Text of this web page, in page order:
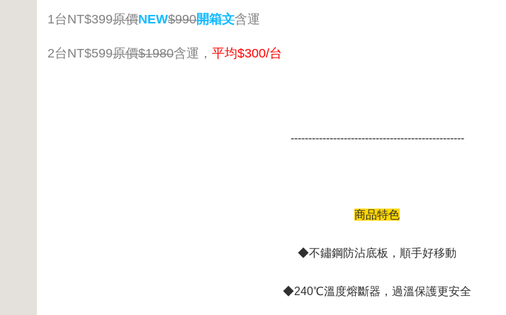
1台NT$399原價NEW$990開箱文含運
2台NT$599原價$1980含運， 平均$300/台
-------------------------------------------------
商品特色
◆不鏽鋼防沾底板，順手好移動
◆240℃溫度熔斷器，過溫保護更安全